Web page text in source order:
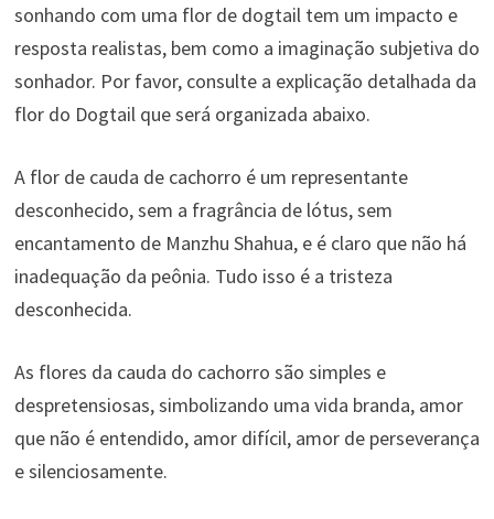
sonhando com uma flor de dogtail tem um impacto e
resposta realistas, bem como a imaginação subjetiva do
sonhador. Por favor, consulte a explicação detalhada da
flor do Dogtail que será organizada abaixo.
A flor de cauda de cachorro é um representante
desconhecido, sem a fragrância de lótus, sem
encantamento de Manzhu Shahua, e é claro que não há
inadequação da peônia. Tudo isso é a tristeza
desconhecida.
As flores da cauda do cachorro são simples e
despretensiosas, simbolizando uma vida branda, amor
que não é entendido, amor difícil, amor de perseverança
e silenciosamente.